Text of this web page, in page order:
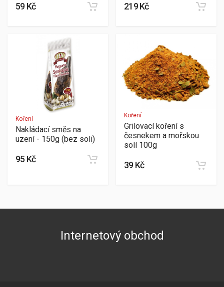
59 Kč 219 Kč
Koření
Nakládací směs na
uzení - 150g (bez soli)
95 Kč
Koření
Grilovací koření s
česnekem a mořskou
solí 100g
39 Kč
Internetový obchod